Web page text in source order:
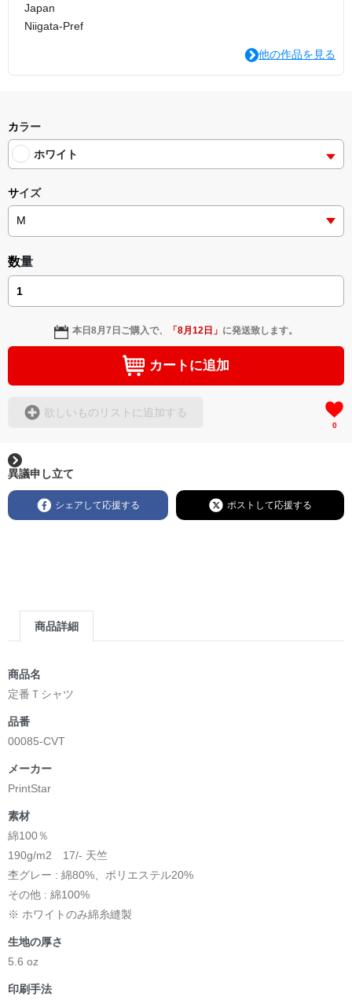
Japan
Niigata-Pref
他の作品を見る
カラー
ホワイト
サイズ
数量
本日8月7日 ご購入で、 「8月12日 」 に発送致します。
カートに追加
欲しいものリストに追加する
0
異議申し立て
シェアして応援する ポストして応援する
商品詳細
商品名
定番Ｔシャツ
品番
00085-CVT
メーカー
PrintStar
素材
綿100％
190g/m2 17/- 天竺
杢グレー : 綿80%、ポリエステル20%
その他 : 綿100%
※ ホワイトのみ綿糸縫製
生地の厚さ
5.6 oz
印刷手法